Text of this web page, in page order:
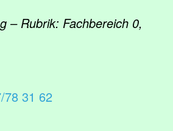
– Rubrik: Fachbereich 0,
78 31 62